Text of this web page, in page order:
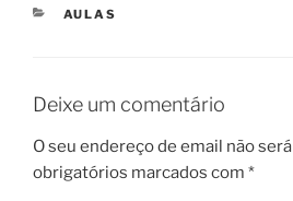
CATEGORIAS
AULAS
Deixe um comentário
O seu endereço de email não
obrigatórios marcados com *